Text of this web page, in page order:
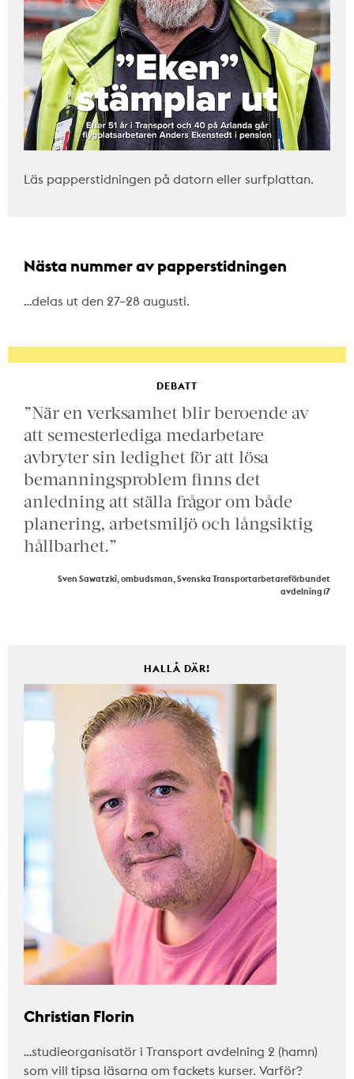
Läs papperstidningen på datorn eller surfplattan.
Nästa nummer av papperstidningen
…delas ut den 27–28 augusti.
DEBATT
”När en verksamhet blir beroende av
att semesterlediga medarbetare
avbryter sin ledighet för att lösa
bemanningsproblem finns det
anledning att ställa frågor om både
planering, arbetsmiljö och långsiktig
hållbarhet.”
Sven Sawatzki, ombudsman, Svenska Transportarbetareförbundet
avdelning 17
HALLÅ DÄR!
Christian Florin
…studieorganisatör i Transport avdelning 2 (hamn)
som vill tipsa läsarna om fackets kurser. Varför?